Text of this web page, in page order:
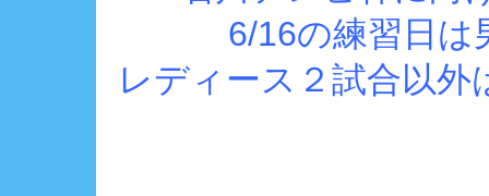
6/16の練習日は
レディース２試合以